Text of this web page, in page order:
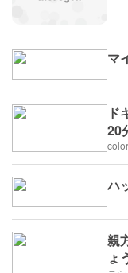
マ
ド
20
ハ
親
ょ